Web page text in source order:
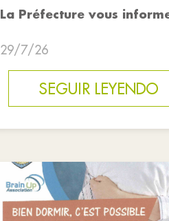
La Préfecture vous
29/7/26
SEGUIR LEYENDO